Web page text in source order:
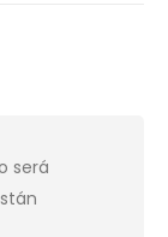
será